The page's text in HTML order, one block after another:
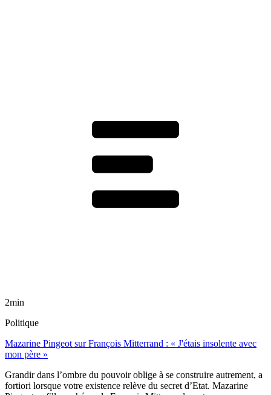
2min
Politique
Mazarine Pingeot sur François Mitterrand : « J'étais insolente avec
mon père »
Grandir dans l’ombre du pouvoir oblige à se construire autrement, a
fortiori lorsque votre existence relève du secret d’Etat. Mazarine